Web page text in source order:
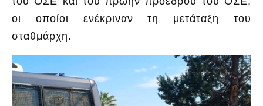
οι οποίοι ενέκριναν τη μετάταξη του
σταθμάρχη.